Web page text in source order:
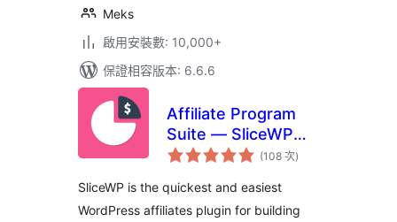
Meks
啟用安裝數: 10,000+
保證相容版本: 6.6.6
Affiliate Program
Suite — SliceWP
Affiliates
(108 次評
分)
SliceWP is the quickest and easiest
WordPress affiliates plugin for building